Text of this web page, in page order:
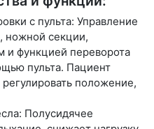
с пульта: Управление
ножной секции,
и функцией переворота
пульта. Пациент
положение,
Полусидячее